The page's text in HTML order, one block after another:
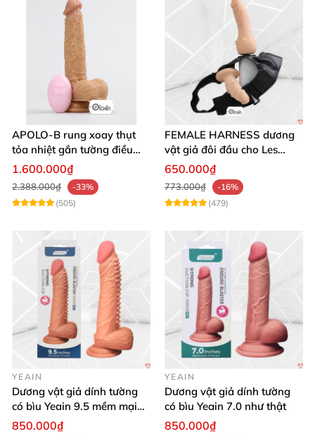
APOLO-B rung xoay thụt
tỏa nhiệt gắn tường điều
khiển từ xa đa chế độ
1.600.000₫
2.388.000₫
-33%
(505)
FEMALE HARNESS dương
vật giả đôi đầu cho Les
massage cực sướng
650.000₫
773.000₫
-16%
(479)
YEAIN
Dương vật giả dính tường
có bìu Yeain 9.5 mềm mại
thật
850.000₫
YEAIN
Dương vật giả dính tường
có bìu Yeain 7.0 như thật
850.000₫